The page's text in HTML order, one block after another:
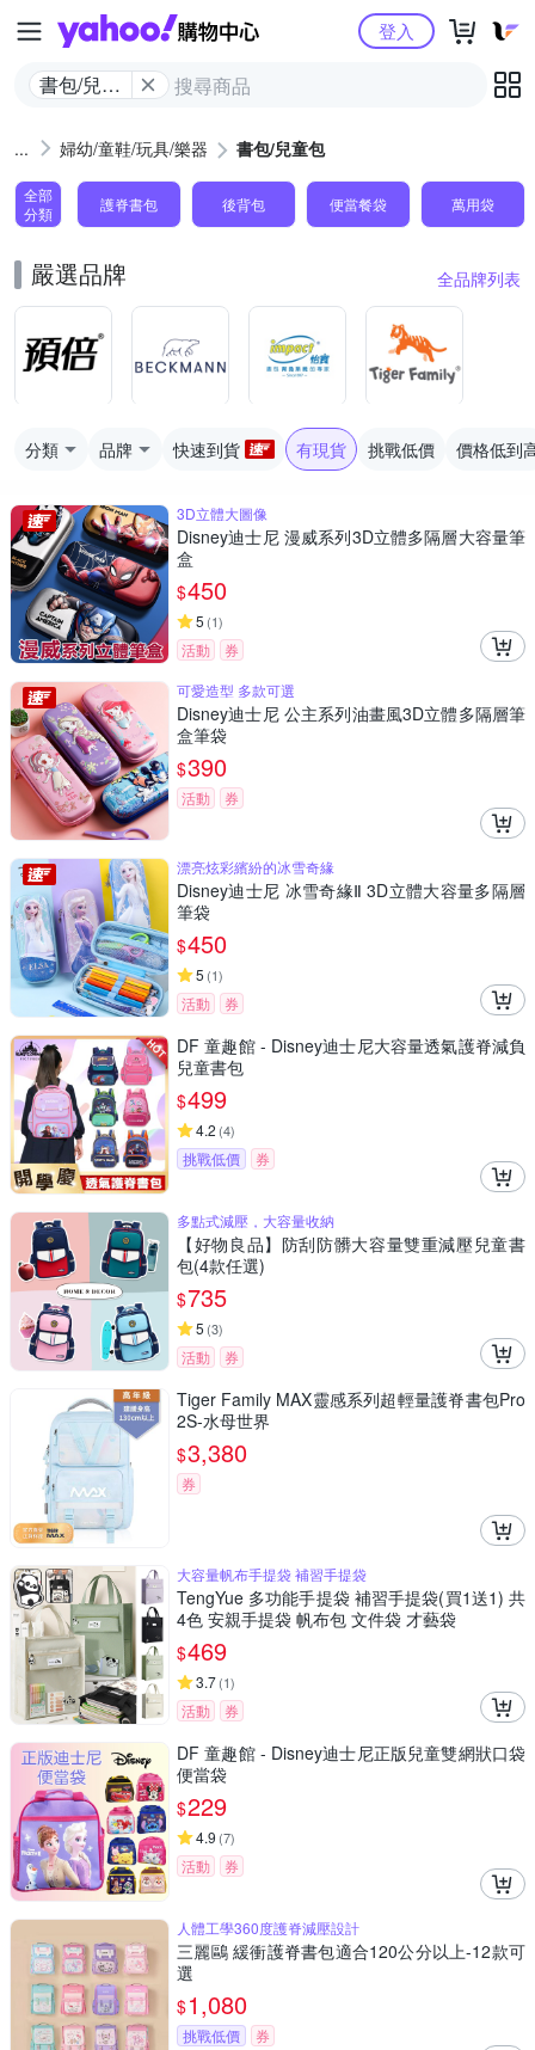
Yahoo購物中心
書包/兒童
登入
婦幼/童鞋/玩具/樂器 書包/兒童包
全部
分類
護脊書包 後背包 便當餐袋 萬用袋
嚴選品牌 全品牌列表
分類 品牌 快速到貨 有現貨 挑戰低價 價格低到
3D立體大圖像
Disney迪士尼 漫威系列3D立體多隔層大容量筆
盒
$450
5 (1)
活動
券
可愛造型 多款可選
Disney迪士尼 公主系列油畫風3D立體多隔層筆
盒筆袋
$390
活動 券
漂亮炫彩繽紛的冰雪奇緣
Disney迪士尼 冰雪奇緣Ⅱ 3D立體大容量多隔層
筆袋
$450
5 (1)
活動 券
DF 童趣館 - Disney迪士尼大容量透氣護脊減負
兒童書包
$499
4.2 (4)
挑戰低價 券
多點式減壓，大容量收納
【好物良品】防刮防髒大容量雙重減壓兒童書
包(4款任選)
$735
5 (3)
活動 券
Tiger Family MAX靈感系列超輕量護脊書包Pro
2S-水母世界
$3,380
券
大容量帆布手提袋 補習手提袋
TengYue 多功能手提袋 補習手提袋(買1送1) 共
4色 安親手提袋 帆布包 文件袋 才藝袋
$469
3.7(1)
活動 券
DF 童趣館 - Disney迪士尼正版兒童雙網狀口袋
便當袋
$229
4.9 (7)
活動 券
人體工學360度護脊減壓設計
三麗鷗 緩衝護脊書包適合120公分以上-12款可
選
$1,080
挑戰低價 券